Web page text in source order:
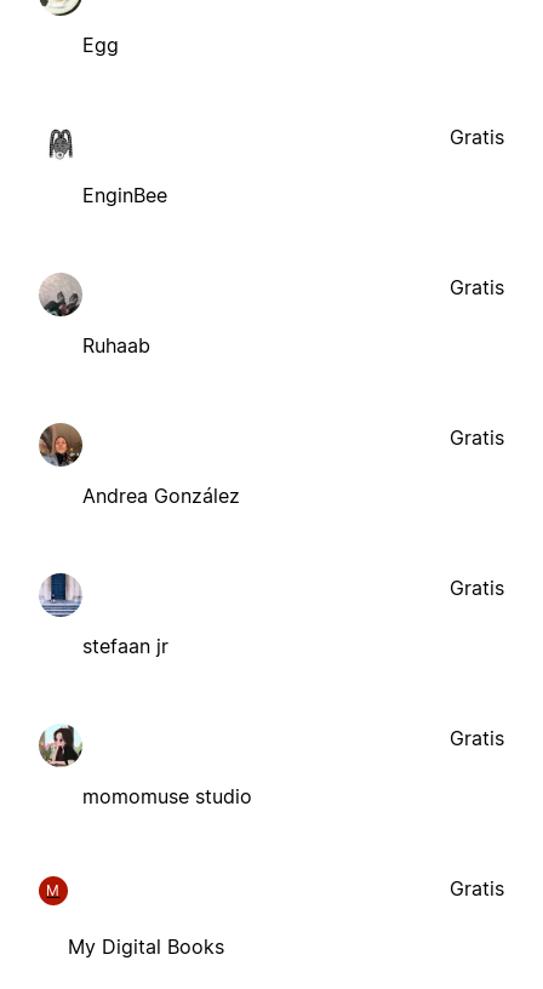
Egg
EnginBee
Gratis
Ruhaab
Gratis
Andrea González
Gratis
stefaan jr
Gratis
momomuse studio
Gratis
M
My Digital Books
Gratis